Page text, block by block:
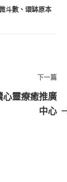
斗數、 頌缽原本
下
一
篇
下一篇
靈療癒推廣
中心